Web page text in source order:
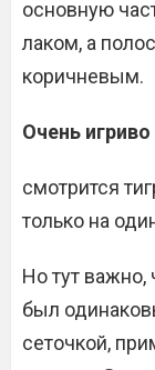
основную
лаком, а
коричневым.
Очень
смотрится
только на
Но тут важно,
был
сеточкой,